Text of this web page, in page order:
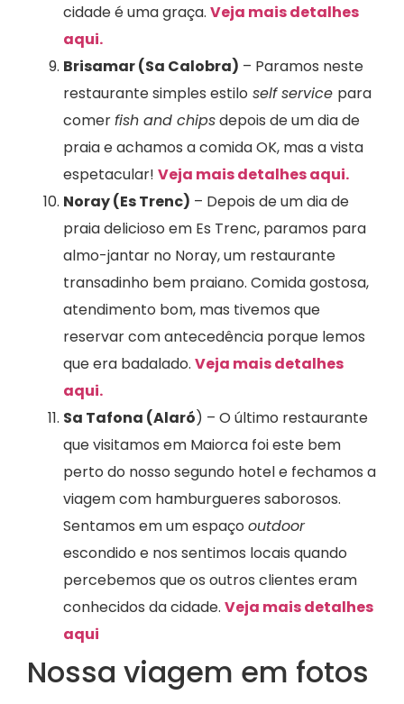
cidade é uma graça. Veja mais detalhes
aqui.
Brisamar (Sa Calobra) – Paramos neste
restaurante simples estilo self service para
comerfish and chipsdepois de um dia de
praia e achamos a comida OK, mas a vista
espetacular! Veja mais detalhes aqui.
Noray (Es Trenc) – Depois de um dia de
praia delicioso em Es Trenc, paramos para
almo-jantar no Noray, um restaurante
transadinho bem praiano. Comida gostosa,
atendimento bom, mas tivemos que
reservar com antecedência porque lemos
que era badalado. Veja mais detalhes
aqui.
Sa Tafona (Alaró) – O último restaurante
que visitamos em Maiorca foi este bem
perto do nosso segundo hotel e fechamos a
viagem com hamburgueres saborosos.
Sentamos em um espaço outdoor
escondido e nos sentimos locais quando
percebemos que os outros clientes eram
conhecidos da cidade. Veja mais detalhes
aqui
Nossa viagem em fotos